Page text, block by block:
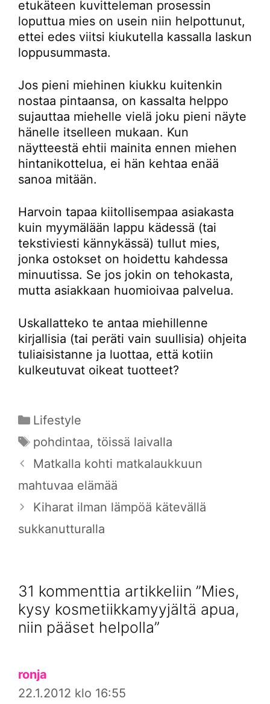
etukäteen kuvitteleman prosessin
loputtua mies on usein niin helpottunut,
ettei edes viitsi kiukutella kassalla laskun
loppusummasta.
Jos pieni miehinen kiukku kuitenkin
nostaa pintaansa, on kassalta helppo
sujauttaa miehelle vielä joku pieni näyte
hänelle itselleen mukaan. Kun
näytteestä ehtii mainita ennen miehen
hintanikottelua, ei hän kehtaa enää
sanoa mitään.
Harvoin tapaa kiitollisempaa asiakasta
kuin myymälään lappu kädessä (tai
tekstiviesti kännykässä) tullut mies,
jonka ostokset on hoidettu kahdessa
minuutissa. Se jos jokin on tehokasta,
mutta asiakkaan huomioivaa palvelua.
Uskallatteko te antaa miehillenne
kirjallisia (tai peräti vain suullisia) ohjeita
tuliaisistanne ja luottaa, että kotiin
kulkeutuvat oikeat tuotteet?
Kategoriat
Lifestyle
Avainsanat
pohdintaa, töissä laivalla
Matkalla kohti matkalaukkuun
mahtuvaa elämää
Kiharat ilman lämpöä kätevällä
sukkanutturalla
31 kommenttia artikkeliin ”Mies,
kysy kosmetiikkamyyjältä apua,
niin pääset helpolla”
ronja
22.1.2012 klo 16:55